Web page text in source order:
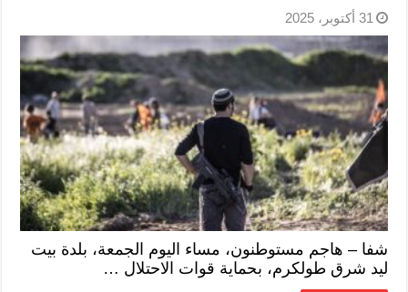
31 أكتوبر، 2025
شفا – هاجم مستوطنون، مساء اليوم الجمعة، بلدة بيت
ليد شرق طولكرم، بحماية قوات الاحتلال …